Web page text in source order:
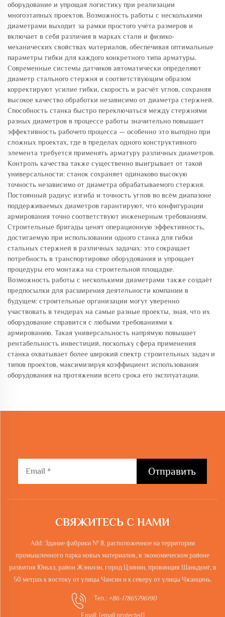
оборудование и упрощая логистику при реализации
многоэтапных проектов. Возможность работы с несколькими
диаметрами выходит за рамки простого учёта размеров и
включает в себя различия в марках стали и физико-
механических свойствах материалов, обеспечивая оптимальные
параметры гибки для каждого конкретного типа арматуры.
Современные системы датчиков автоматически определяют
диаметр стального стержня и соответствующим образом
корректируют усилие гибки, скорость и расчёт углов, сохраняя
высокое качество обработки независимо от диаметра стержней.
Способность станка быстро переключаться между стержнями
разных диаметров в процессе работы значительно повышает
эффективность рабочего процесса — особенно это выгодно при
сложных проектах, где в пределах одного конструктивного
элемента требуется применять арматуру различных диаметров.
Контроль качества также существенно выигрывает от такой
универсальности: станок сохраняет одинаково высокую
точность независимо от диаметра обрабатываемого стержня.
Постоянный радиус изгиба и точность углов во всём диапазоне
поддерживаемых диаметров гарантируют, что конфигурации
армирования точно соответствуют инженерным требованиям.
Строительные бригады ценят операционную эффективность,
достигаемую при использовании одного станка для гибки
стальных стержней в различных задачах: это сокращает
потребность в транспортировке оборудования и упрощает
процедуры его монтажа на строительной площадке.
Возможность работы с несколькими диаметрами также создаёт
предпосылки для расширения деятельности компании в
будущем: строительные организации могут уверенно
участвовать в тендерах на самые разные проекты, зная, что их
оборудование справится с любыми требованиями к
армированию. Такая универсальность напрямую повышает
рентабельность инвестиций, поскольку сфера применения
станка охватывает более широкий спектр строительных задач и
типов проектов, максимизируя коэффициент использования
оборудования на протяжении всего срока его эксплуатации.
Отправить
СВЯЖИТЕСЬ С НАМИ
Add: Здание фабрики № 8, расположенное на территории
промышленного парка новых материалов, в экономическом районе
развития Юньхэ, район Жэньчэн, город Цзинин, провинция Шаньдонг, в
50 метрах к востоку от улицы Чансин и к северу от улицы Чжанцянь.
Тел.: +86-17865796190
Email: [email protected]